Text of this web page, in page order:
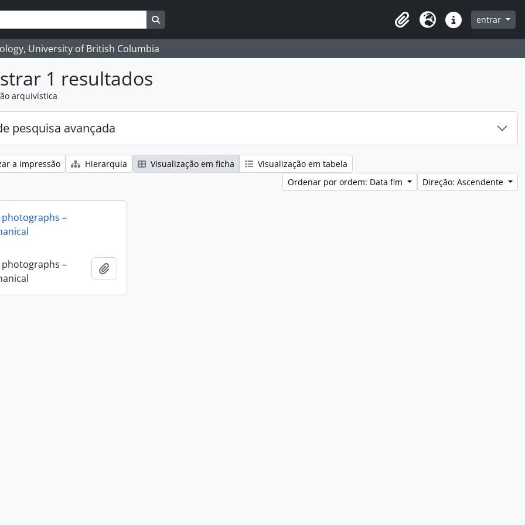
Search in browse page
Clipboard
Idioma Ligações rápidas
entrar
University of British Columbia
1 resultados
arquivística
pesquisa avançada
a impressão Hierarquia Visualização em ficha
Visualização em tabela
Ordenar por ordem: Data fim
Direção: Ascendente
–
–